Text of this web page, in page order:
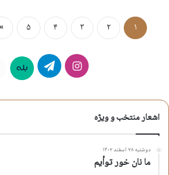
۱ ۲ ۳ ۴ ۵ »
اینستاگرامتلگرام بله
اشعار منتخب و ویژه
دوشنبه ۲۸ اسفند ۱۴۰۲
ما نان خور توأیم